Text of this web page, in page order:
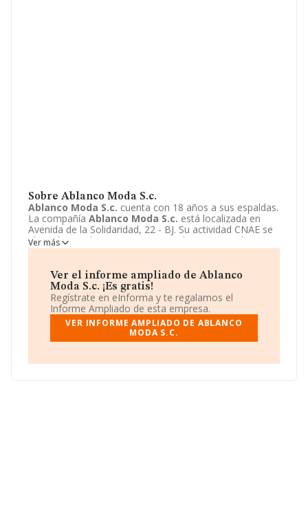
Sobre Ablanco Moda S.c.
Ablanco Moda S.c. cuenta con 18 años a sus espaldas.
La compañía Ablanco Moda S.c. está localizada en
Avenida de la Solidaridad, 22 - BJ. Su actividad CNAE se
ubica dentro de 4771 - Comercio al por menor de
prendas de vestir.Ablanco Moda S.c.tiene un modelo
Ver más
Ver el informe ampliado de Ablanco
Moda S.c. ¡Es gratis!
Regístrate en eInforma y te regalamos el
Informe Ampliado de esta empresa.
VER INFORME AMPLIADO DE ABLANCO
MODA S.C.